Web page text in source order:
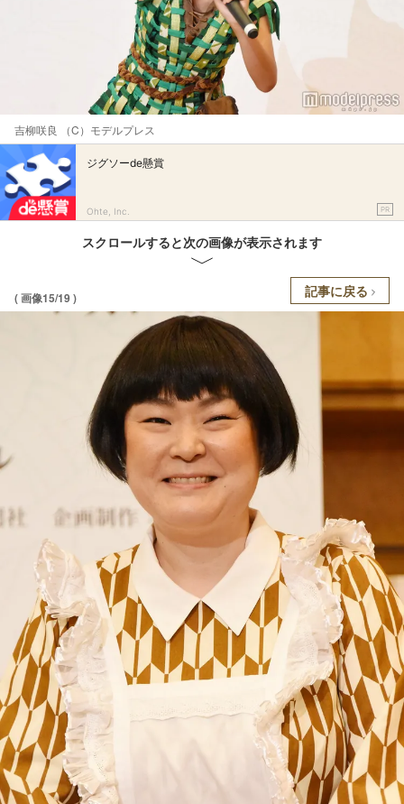
吉柳咲良 （C）モデルプレス
ジグソーde懸賞
Ohte, Inc. PR
スクロールすると次の画像が表示されます
( 画像15/19 ) 記事に戻る